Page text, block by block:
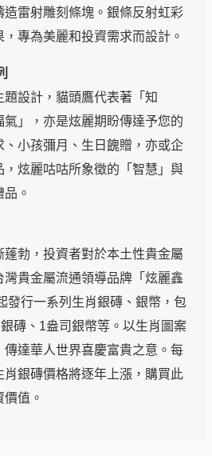
造雷射雕刻條塊。銀條反射虹彩
，專為美麗和投資需求而設計。
設計，貓頭鷹代表著「知
」，亦是炫麗期盼傳達予您的
小孩彌月、生日餽贈，亦或企
，炫麗咕咕所象徵的「智慧」與
品。
勃，投資者對於本土性貴金屬
貴金屬流通領導品牌「炫麗鑫
發行一系列生肖銀磚、銀幣，包
磚、1盎司銀幣等。以生肖圖案
達華人世界喜慶富貴之意。每
銀磚價格將逐年上漲，購買此
值。